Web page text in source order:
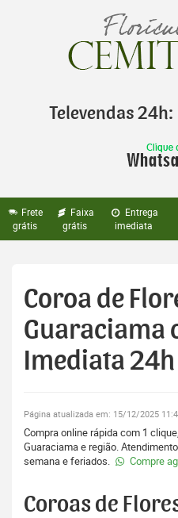
Televendas 24h:
Frete
grátis
Faixa
grátis
Entrega
imediata
Coroa de
Guaraciama
Imediata 24h
Página atualizada em: 15/12/2025
Compra online rápida com 1
Guaraciama e região.
semana e feriados.
Compre
Coroas de